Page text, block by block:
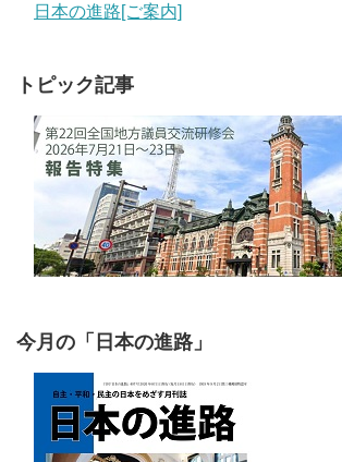
日本の進路[ご案内]
トピック記事
今月の「日本の進路」